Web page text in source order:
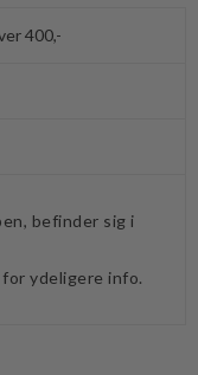
400,-
befinder sig i
ydeligere info.